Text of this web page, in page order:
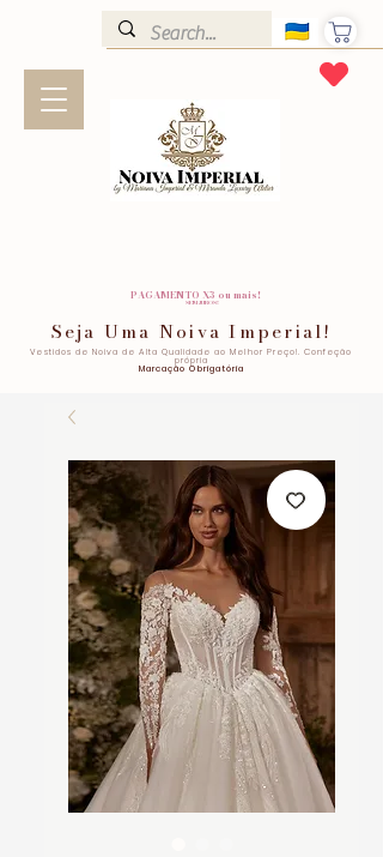
PAGAMENTO X3 ou mais!
SEM JUROS!
Seja Uma Noiva Imperial!
Vestidos de Noiva de Alta Qualidade ao Melhor Preço!. Confeção
própria
Marcação Obrigatória